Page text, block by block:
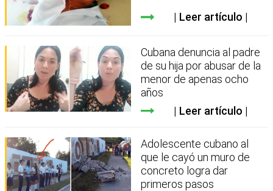
Leer artículo
Cubana denuncia al padre
de su hija por abusar de la
menor de apenas ocho
años
Leer artículo
Adolescente cubano al
que le cayó un muro de
concreto logra dar
primeros pasos